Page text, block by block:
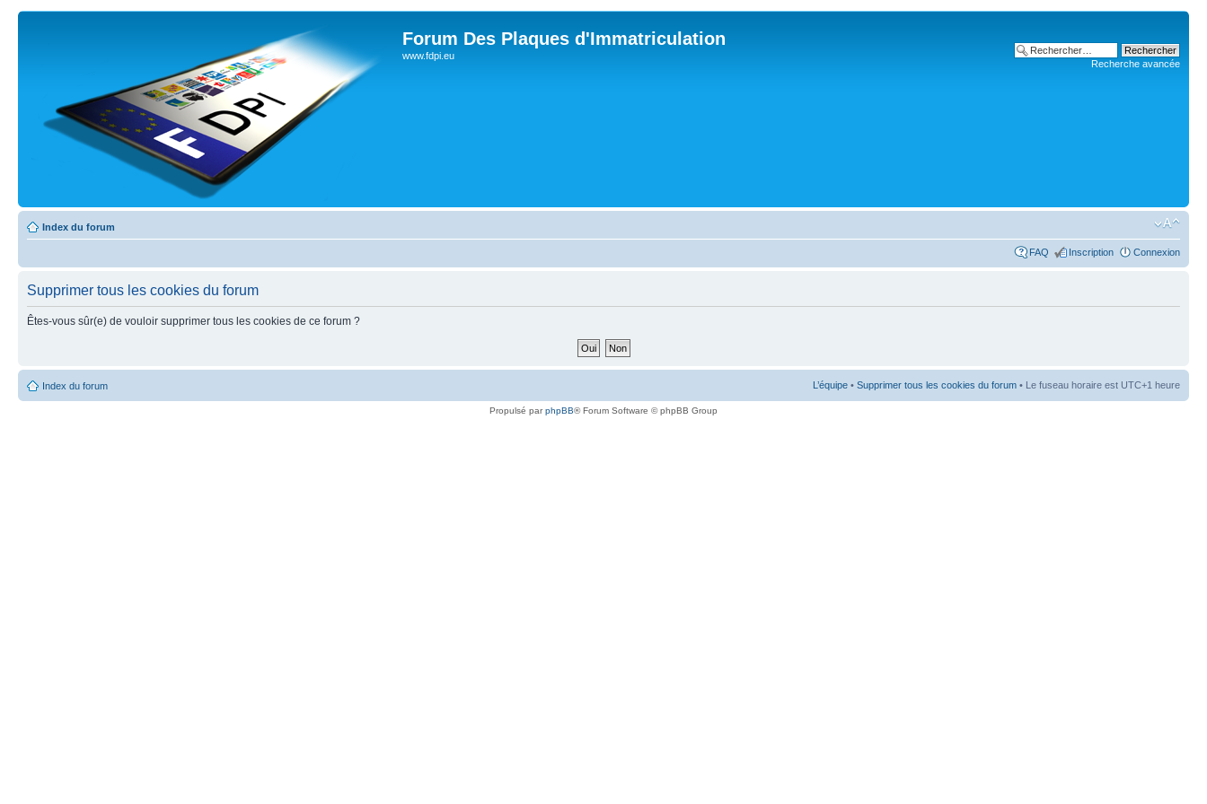
Forum Des Plaques d'Immatriculation
www.fdpi.eu
Recherche avancée
Index du forum
FAQ Inscription Connexion
Supprimer tous les cookies du forum
Êtes-vous sûr(e) de vouloir supprimer tous les cookies de ce forum ?
Index du forum L’équipe • Supprimer tous les cookies du forum • Le fuseau horaire est UTC+1 heure
Propulsé parphpBB® Forum Software © phpBB Group